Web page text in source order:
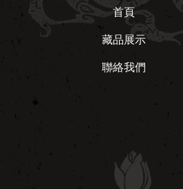
首頁
藏品展示
聯絡我們